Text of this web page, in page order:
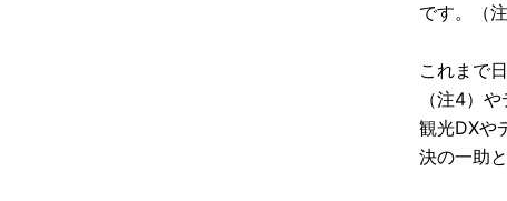
です。（注
これまで
（注4）
観光DXや
決の一助